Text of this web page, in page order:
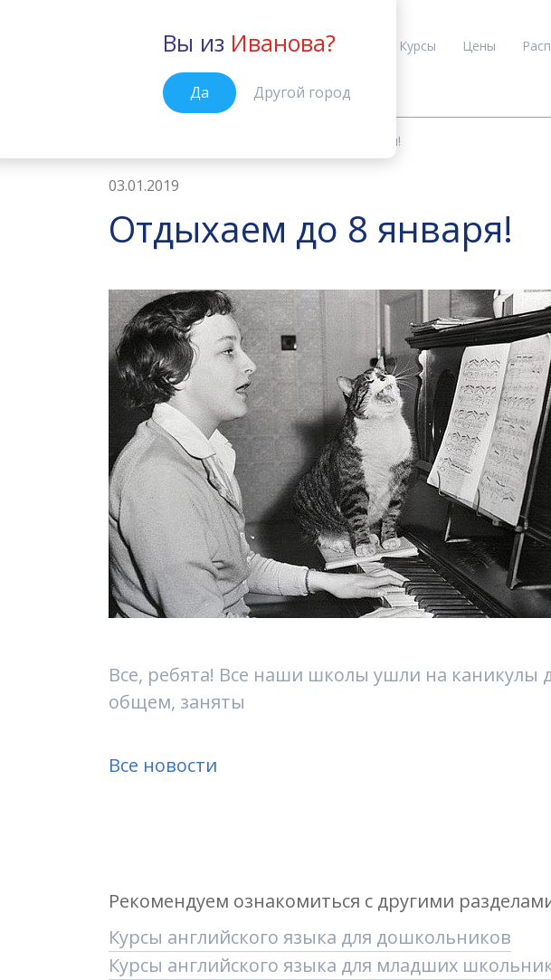
Иваново
Вы из Иванова?
Да Другой город
Курсы Цены
Отдыхаем до 8 января!
03.01.2019
Отдыхаем до 8 января!
Все, ребята! Все наши школы ушли на каникулы
общем, заняты
Все новости
Рекомендуем ознакомиться с другими
Курсы английского языка для дошкольников
Курсы английского языка для младших